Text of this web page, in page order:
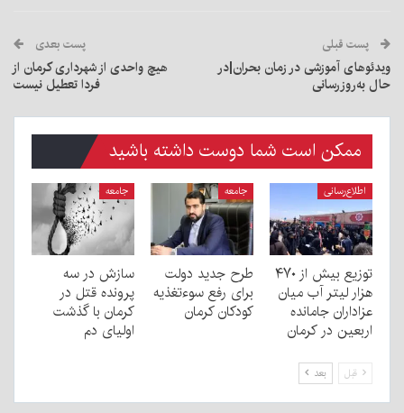
پست قبلی
ویدئوهای آموزشی در زمان بحران|در
حال به‌روزرسانی
پست بعدی
هیچ واحدی از شهرداری کرمان از
فردا تعطیل نیست
ممکن است شما دوست داشته باشید
اطلاع‌رسانی
توزیع بیش از ۴۷۰
هزار لیتر آب میان
عزاداران جامانده
اربعین در کرمان
جامعه
طرح جدید دولت
برای رفع سوءتغذیه
کودکان کرمان
جامعه
سازش در سه
پرونده قتل در
کرمان با گذشت
اولیای دم
قبل بعد